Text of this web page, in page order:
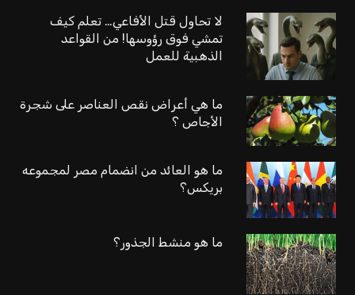
لا تحاول قتل الأفاعي… تعلم كيف
تمشي فوق رؤوسها! من القواعد
الذهبية للعمل
ما هي أعراض نقص العناصر على شجرة
الأجاص ؟
ما هو العائد من انضمام مصر لمجموعه
بريكس؟
ما هو منشط الجذور؟